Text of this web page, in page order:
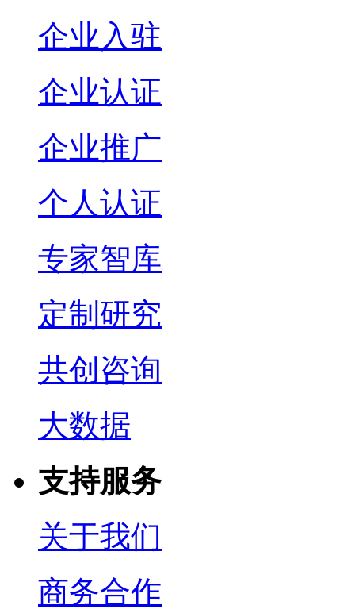
企业入驻
企业认证
企业推广
个人认证
专家智库
定制研究
共创咨询
大数据
支持服务
关于我们
商务合作